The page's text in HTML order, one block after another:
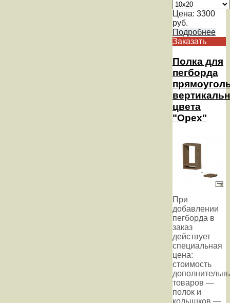
Цена: 3300
руб.
Подробнее
Заказать
Полка для
пегборда
цвета
"Орех"
При
добавлении
пегборда в
заказ
действует
специальная
цена:
стоимость
товаров —
полок и
колышков —